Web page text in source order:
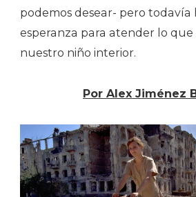
podemos desear- pero todavía
esperanza para atender lo que
nuestro niño interior.
Por Alex Jiménez